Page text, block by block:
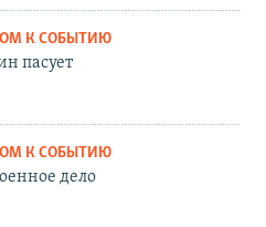
К СОБЫТИЮ
пасует
К СОБЫТИЮ
дело